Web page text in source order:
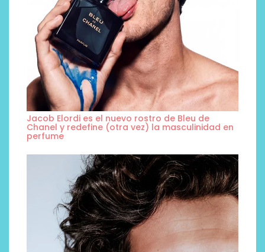
Jacob Elordi es el nuevo rostro de Bleu de
Chanel y redefine (otra vez) la masculinidad en
perfume